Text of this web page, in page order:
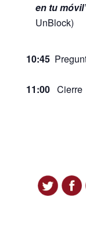
en tu
UnBlock)
10:45
11:00 Cierre